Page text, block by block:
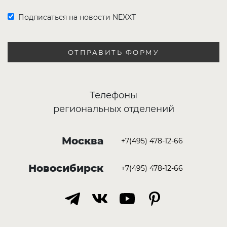
Подписаться на новости NEXXT
ОТПРАВИТЬ ФОРМУ
Телефоны
региональных отделений
Москва +7(495) 478-12-66
Новосибирск +7(495) 478-12-66